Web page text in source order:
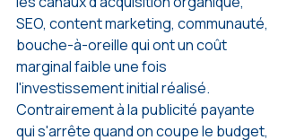
SEO, content marketing, communauté,
bouche-à-oreille qui ont un coût
marginal faible une fois
l'investissement initial réalisé.
Contrairement à la publicité payante
qui s'arrête quand on coupe le budget,